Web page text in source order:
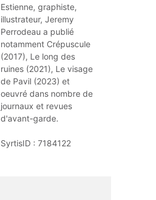
Estienne, graphiste,
illustrateur, Jeremy
Perrodeau a publié
notamment Crépuscule
(2017), Le long des
ruines (2021), Le visage
de Pavil (2023) et
oeuvré dans nombre de
journaux et revues
d'avant-garde.
SyrtisID : 7184122